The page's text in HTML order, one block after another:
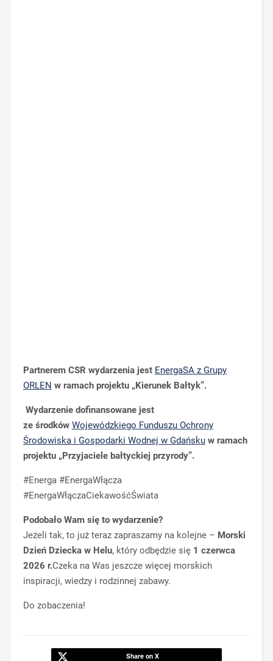
Partnerem CSR wydarzenia jest EnergaSA z Grupy
ORLEN w ramach projektu „Kierunek Bałtyk”.
Wydarzenie dofinansowane jest
ze środków Wojewódzkiego Funduszu Ochrony
Środowiska i Gospodarki Wodnej w Gdańskuw ramach
projektu „Przyjaciele bałtyckiej przyrody”.
#Energa #EnergaWłącza
#EnergaWłączaCiekawośćŚwiata
Podobało Wam się to wydarzenie?
Jeżeli tak, to już teraz zapraszamy na kolejne – Morski
Dzień Dziecka w Helu, który odbędzie się 1 czerwca
2026 r.Czeka na Was jeszcze więcej morskich
inspiracji, wiedzy i rodzinnej zabawy.
Do zobaczenia!
Share on X